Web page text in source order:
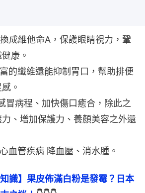
成維他命A，保護眼睛視力，鞏
康。
的纖維還能抑制胃口，幫助排便
。
冒病程、加快傷口癒合，除此之
、增加保護力、養顏美容之外還
血管疾病 降血壓、消水腫。
知識】果皮佈滿白粉是發霉？日本